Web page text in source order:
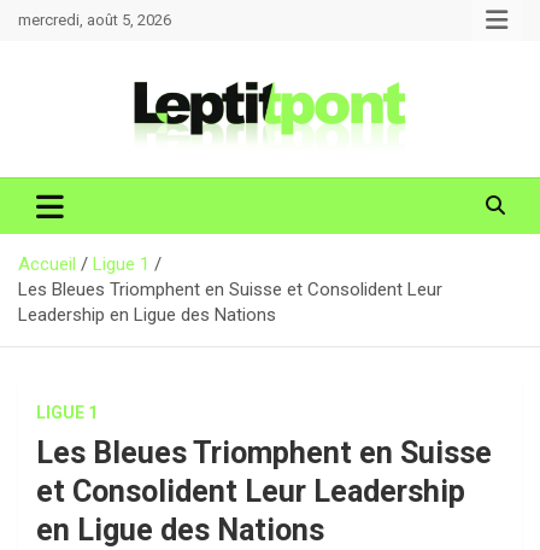
mercredi, août 5, 2026
Accueil
Ligue 1
Les Bleues Triomphent en Suisse et Consolident Leur
Leadership en Ligue des Nations
LIGUE 1
Les Bleues Triomphent en Suisse
et Consolident Leur Leadership
en Ligue des Nations